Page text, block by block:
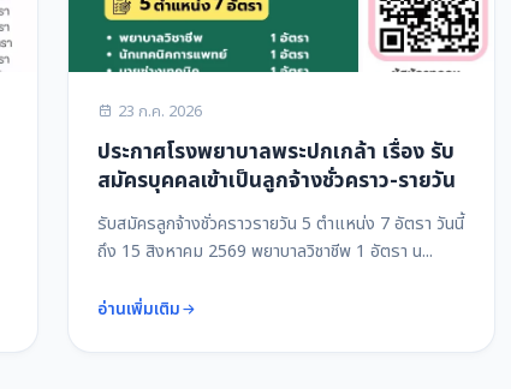
23 ก.ค. 2026
ประกาศโรงพยาบาลพระปกเกล้า เรื่อง รับ
สมัครบุคคลเข้าเป็นลูกจ้างชั่วคราว-รายวัน
รับสมัครลูกจ้างชั่วคราวรายวัน 5 ตำแหน่ง 7 อัตรา วันนี้
ถึง 15 สิงหาคม 2569 พยาบาลวิชาชีพ 1 อัตรา น...
อ่านเพิ่มเติม